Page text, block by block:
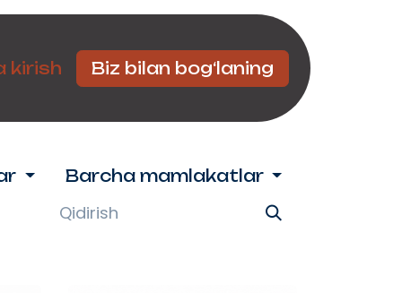
Hamkorlar
kirish Biz bilan bog‘laning
Barcha mamlakatlar